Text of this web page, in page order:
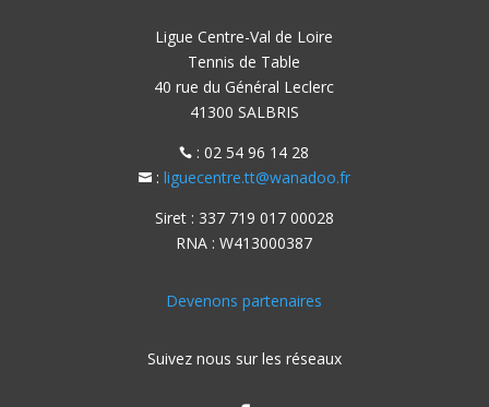
Ligue Centre-Val de Loire
Tennis de Table
40 rue du Général Leclerc
41300 SALBRIS
 : 02 54 96 14 28
: liguecentre.tt@wanadoo.fr
Siret : 337 719 017 00028
RNA : W413000387
Devenons partenaires
Suivez nous sur les réseaux